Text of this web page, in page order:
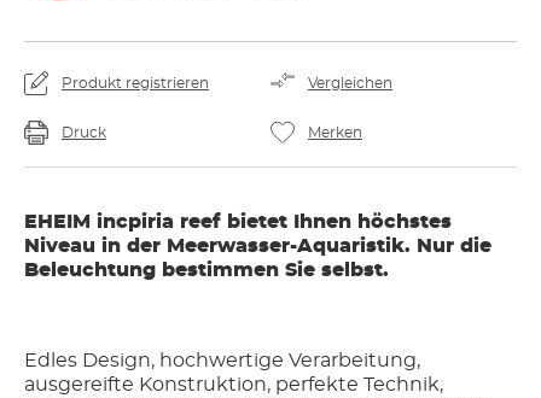
Produkt registrieren Vergleichen
Druck Merken
EHEIM incpiria reef bietet Ihnen höchstes
Niveau in der Meerwasser-Aquaristik. Nur die
Beleuchtung bestimmen Sie selbst.
Edles Design, hochwertige Verarbeitung,
ausgereifte Konstruktion, perfekte Technik,